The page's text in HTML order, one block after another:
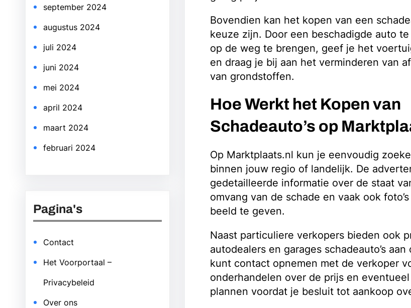
september 2024
augustus 2024
juli 2024
juni 2024
mei 2024
april 2024
maart 2024
februari 2024
Pagina's
Contact
Het Voorportaal –
Privacybeleid
Over ons
Bovendien kan het kopen van een
keuze zijn. Door een beschadigde auto
op de weg te brengen, geef je het
en draag je bij aan het verminderen van
van grondstoffen.
Hoe Werkt het Kopen van
Schadeauto’s op
Op Marktplaats.nl kun je eenvoudig
binnen jouw regio of landelijk. De
gedetailleerde informatie over de staat
omvang van de schade en vaak ook
beeld te geven.
Naast particuliere verkopers bieden ook
autodealers en garages schadeauto’s
kunt contact opnemen met de verkoper
onderhandelen over de prijs en
plannen voordat je besluit tot aankoop